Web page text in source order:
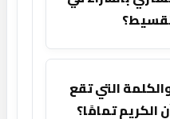
التي تقع
تمامًا؟